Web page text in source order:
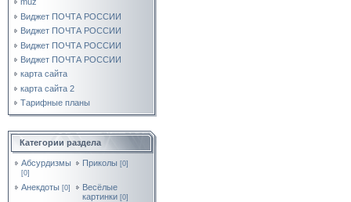
Виджет ПОЧТА РОССИИ
Виджет ПОЧТА РОССИИ
Виджет ПОЧТА РОССИИ
Виджет ПОЧТА РОССИИ
карта сайта
карта сайта 2
Тарифные планы
Категории раздела
Абсурдизмы
[0]
Приколы [0]
Анекдоты [0]
Весёлые
картинки [0]